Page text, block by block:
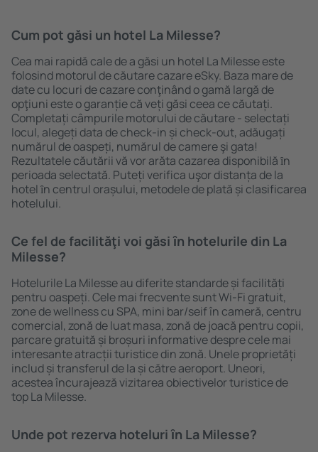
Cum pot găsi un hotel La Milesse?
Cea mai rapidă cale de a găsi un hotel La Milesse este
folosind motorul de căutare cazare eSky. Baza mare de
date cu locuri de cazare conţinând o gamă largă de
opţiuni este o garanție că veți găsi ceea ce căutați.
Completați câmpurile motorului de căutare - selectați
locul, alegeți data de check-in și check-out, adăugați
numărul de oaspeți, numărul de camere şi gata!
Rezultatele căutării vă vor arăta cazarea disponibilă ȋn
perioada selectată. Puteți verifica uşor distanța de la
hotel ȋn centrul orașului, metodele de plată și clasificarea
hotelului.
Ce fel de facilităţi voi găsi ȋn hotelurile din La
Milesse?
Hotelurile La Milesse au diferite standarde și facilități
pentru oaspeți. Cele mai frecvente sunt Wi-Fi gratuit,
zone de wellness cu SPA, mini bar/seif în cameră, centru
comercial, zonă de luat masa, zonă de joacă pentru copii,
parcare gratuită și broșuri informative despre cele mai
interesante atracții turistice din zonă. Unele proprietăți
includ și transferul de la și către aeroport. Uneori,
acestea încurajează vizitarea obiectivelor turistice de
top La Milesse.
Unde pot rezerva hoteluri ȋn La Milesse?